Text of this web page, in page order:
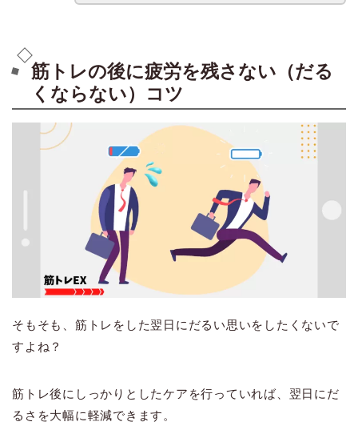
筋トレの後に疲労を残さない（だる
くならない）コツ
そもそも、筋トレをした翌日にだるい思いをしたくないで
すよね？
筋トレ後にしっかりとしたケアを行っていれば、翌日にだ
るさを大幅に軽減できます。